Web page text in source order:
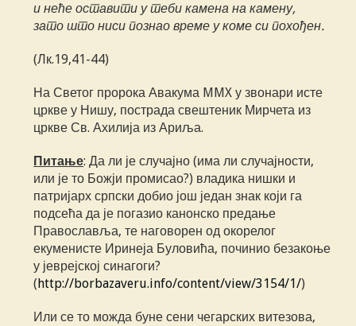
и неће оставити у теби камена на камену,
зато што ниси познао време у коме си похођен.
(Лк.19,41-44)
На Светог пророка Авакума MMX у звонари исте
цркве у Нишу, пострада свештеник Мирчета из
цркве Св. Ахилија из Ариља.
Питање: Да ли је случајно (има ли случајности,
или је то Божји промисао?) владика нишки и
патријарх српски добио још један знак који га
подсећа да је погазио канонско предање
Православља, те наговорен од окорелог
екуменисте Иринеја Буловића, починио безакоње
у јеврејској синагоги?
( http://borbazaveru.info/content/view/3154/1/)
Или се то можда буне сени чегарских витезова,